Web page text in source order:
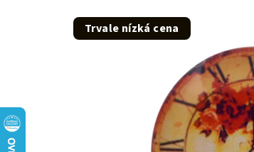
Trvale nízká cena